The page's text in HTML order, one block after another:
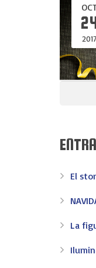
2017
El
La